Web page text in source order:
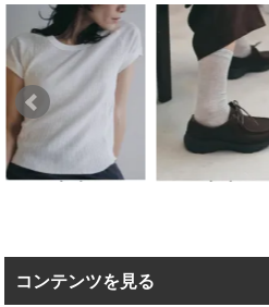
コンテンツを見る